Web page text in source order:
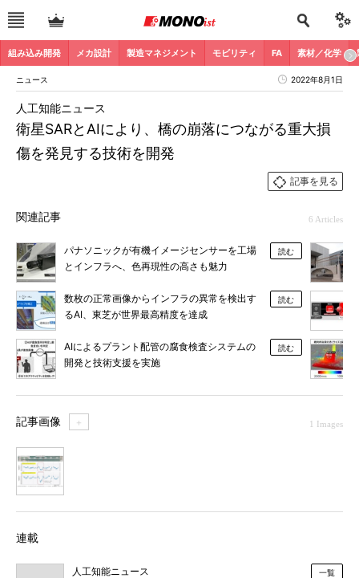
組み込み開発 メカ設計 製造マネジメント モビリティ FA 素材／化学
ニュース 2022年8月1日
衛星SARとAIにより、橋の崩落につながる重大損
傷を発見する技術を開発
人工知能ニュース
記事を見る
関連記事 6 Articles
パナソニックが有機イメージセンサーを工場
とインフラへ、色再現性の高さも魅力
読む
数枚の正常画像からインフラの異常を検出す
るAI、東芝が世界最高精度を達成
読む
AIによるプラント配管の腐食検査システムの
開発と技術支援を実施
読む
記事画像 ＋ 1 Images
連載
人工知能ニュース 一覧